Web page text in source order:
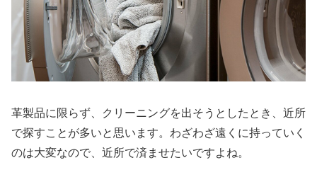
革製品に限らず、クリーニングを出そうとしたとき、近所
で探すことが多いと思います。わざわざ遠くに持っていく
のは大変なので、近所で済ませたいですよね。